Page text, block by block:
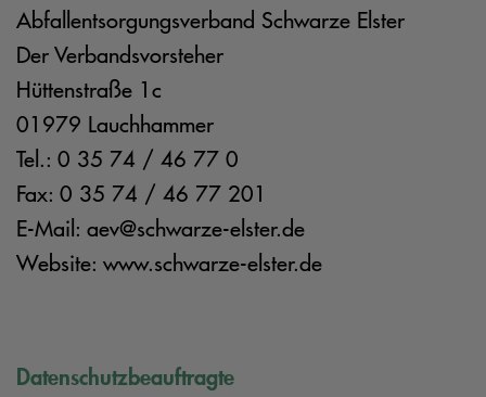
Abfallentsorgungsverband Schwarze Elster
Der Verbandsvorsteher
Hüttenstraße 1c
01979 Lauchhammer
Tel.: 0 35 74 / 46 77 0
Fax: 0 35 74 / 46 77 201
E-Mail: aev@schwarze-elster.de
Website: www.schwarze-elster.de
Datenschutzbeauftragte